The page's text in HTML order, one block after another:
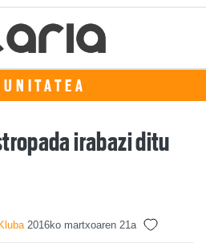
irabazi ditu
2016ko martxoaren 21a